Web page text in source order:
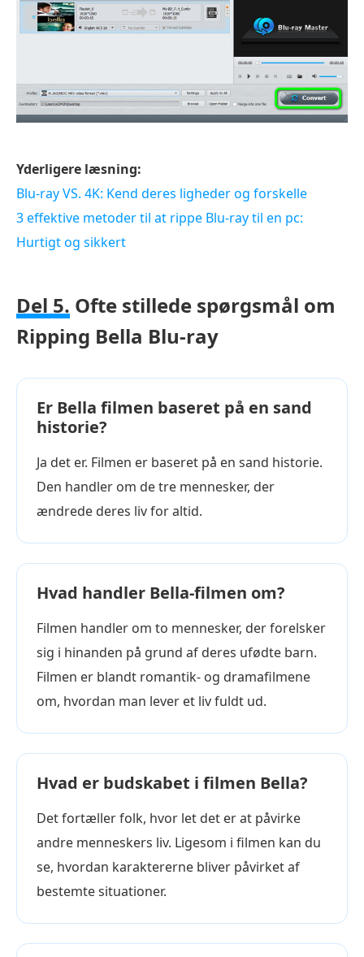
Yderligere læsning:
Blu-ray VS. 4K: Kend deres ligheder og forskelle
3 effektive metoder til at rippe Blu-ray til en pc:
Hurtigt og sikkert
Del 5. Ofte stillede spørgsmål om
Ripping Bella Blu-ray
Er Bella filmen baseret på en sand
historie?
Ja det er. Filmen er baseret på en sand historie.
Den handler om de tre mennesker, der
ændrede deres liv for altid.
Hvad handler Bella-filmen om?
Filmen handler om to mennesker, der forelsker
sig i hinanden på grund af deres ufødte barn.
Filmen er blandt romantik- og dramafilmene
om, hvordan man lever et liv fuldt ud.
Hvad er budskabet i filmen Bella?
Det fortæller folk, hvor let det er at påvirke
andre menneskers liv. Ligesom i filmen kan du
se, hvordan karaktererne bliver påvirket af
bestemte situationer.